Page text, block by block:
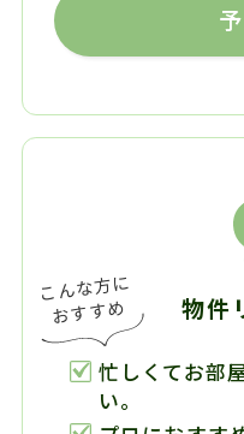
物件
忙しくてお部
い。